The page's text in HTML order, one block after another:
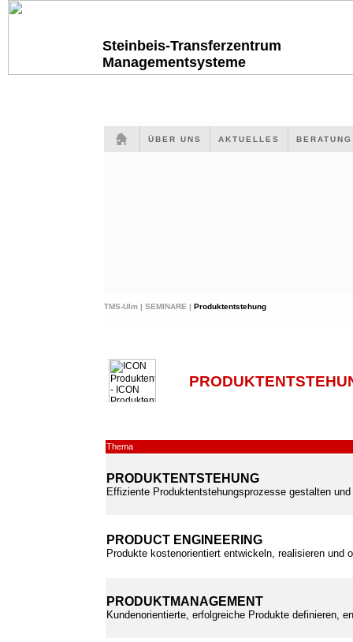
Steinbeis-Transferzentrum
Managementsysteme
ÜBER UNS AKTUELLES
TMS-Ulm | SEMINARE | Produktentstehung
Thema
PRODUKTENTSTEHUNG
Effiziente Produktentstehungsprozesse gestalten und
PRODUCT ENGINEERING
Produkte kostenorientiert entwickeln, realisieren und
PRODUKTMANAGEMENT
Kundenorientierte, erfolgreiche Produkte definieren,